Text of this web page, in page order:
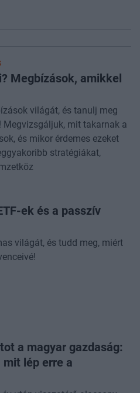
Megbízások, amikkel
világát, és tanulj meg
mit takarnak a
és mikor érdemes ezeket
stratégiákat,
ek és a passzív
világát, és tudd meg, miért
a magyar gazdaság:
mit lép erre a